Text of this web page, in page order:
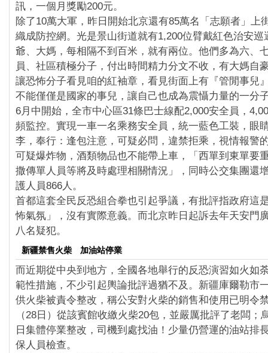
訊，一個月獎勵200元。
除了10萬大軍，昨日開始北京還有85萬名「志願者」上
織成防控網。光是景山街道就有1,200位臂戴紅色治安巡
爺、大媽，每相隔不到百米，就有兩位。他們多為六、
員、社區積極分子，付出時間精力分文不收，有大媽自
讓恐怖分子看見咱的紅袖章，看見街面上有『管閒事兒
不能僅僅是國家的事兒，讓自己也成為震懾力量的一分
6月中開始，全市中心區31條巴士線配2,000安全員，
頻監控。實現一車一名乘務安全員，統一藍色工裝，眼
李，奉行：逢包注意，可疑必問，違禁拒乘，視情報警
可疑爆炸物，酒類物品也不能帶上車，「西單到東單要
撒傳單人員等將及時處理相關情況」，同時公交集團還
護人員866人。
首都這套全民反恐組合拳也引起爭議，有批評指政府這
怖氣氛」，沒有實際意義。而北京昨日起訴去年天安門
八名疑犯。
新疆禁售火柴 加油站停業
而近期從中央到地方，全國各地舉行的反恐演習如火如
範性措施，不少引起輿論批評過猶不及。新疆庫爾勒市
供火柴被責令整改，稱公安對火柴的銷售和使用已明令
（28日）從該賓館收繳火柴20包，並嚴厲批評了老闆；
日集體停業整改，司機到處找油！少量仍營運的油站排
保人員檢查。